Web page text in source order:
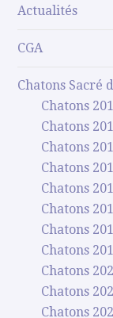
Actualités
CGA
Chatons Sacré
Chatons
Chatons
Chatons
Chatons
Chatons
Chatons
Chatons
Chatons
Chatons
Chatons
Chatons